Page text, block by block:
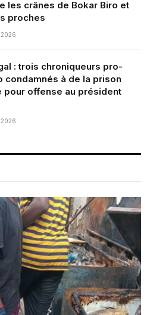
les crânes de Bokar Biro et
proches
: trois chroniqueurs pro-
condamnés à de la prison
pour offense au président